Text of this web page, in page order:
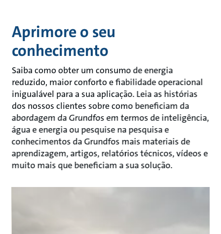
Aprimore o seu
conhecimento
Saiba como obter um consumo de energia
reduzido, maior conforto e fiabilidade operacional
inigualável para a sua aplicação. Leia as histórias
dos nossos clientes sobre como beneficiam da
abordagem da Grundfos em termos de inteligência,
água e energia ou pesquise na pesquisa e
conhecimentos da Grundfos mais materiais de
aprendizagem, artigos, relatórios técnicos, vídeos e
muito mais que beneficiam a sua solução.